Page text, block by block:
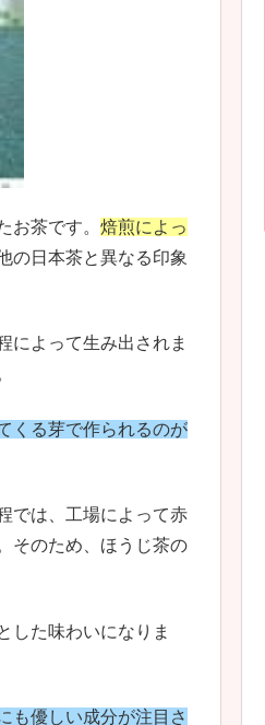
お茶です。 焙煎によっ
の日本茶と異なる印象
によって生み出されま
くる芽で作られるのが
では、工場によって赤
そのため、ほうじ茶の
した味わいになりま
も優しい成分が注目さ